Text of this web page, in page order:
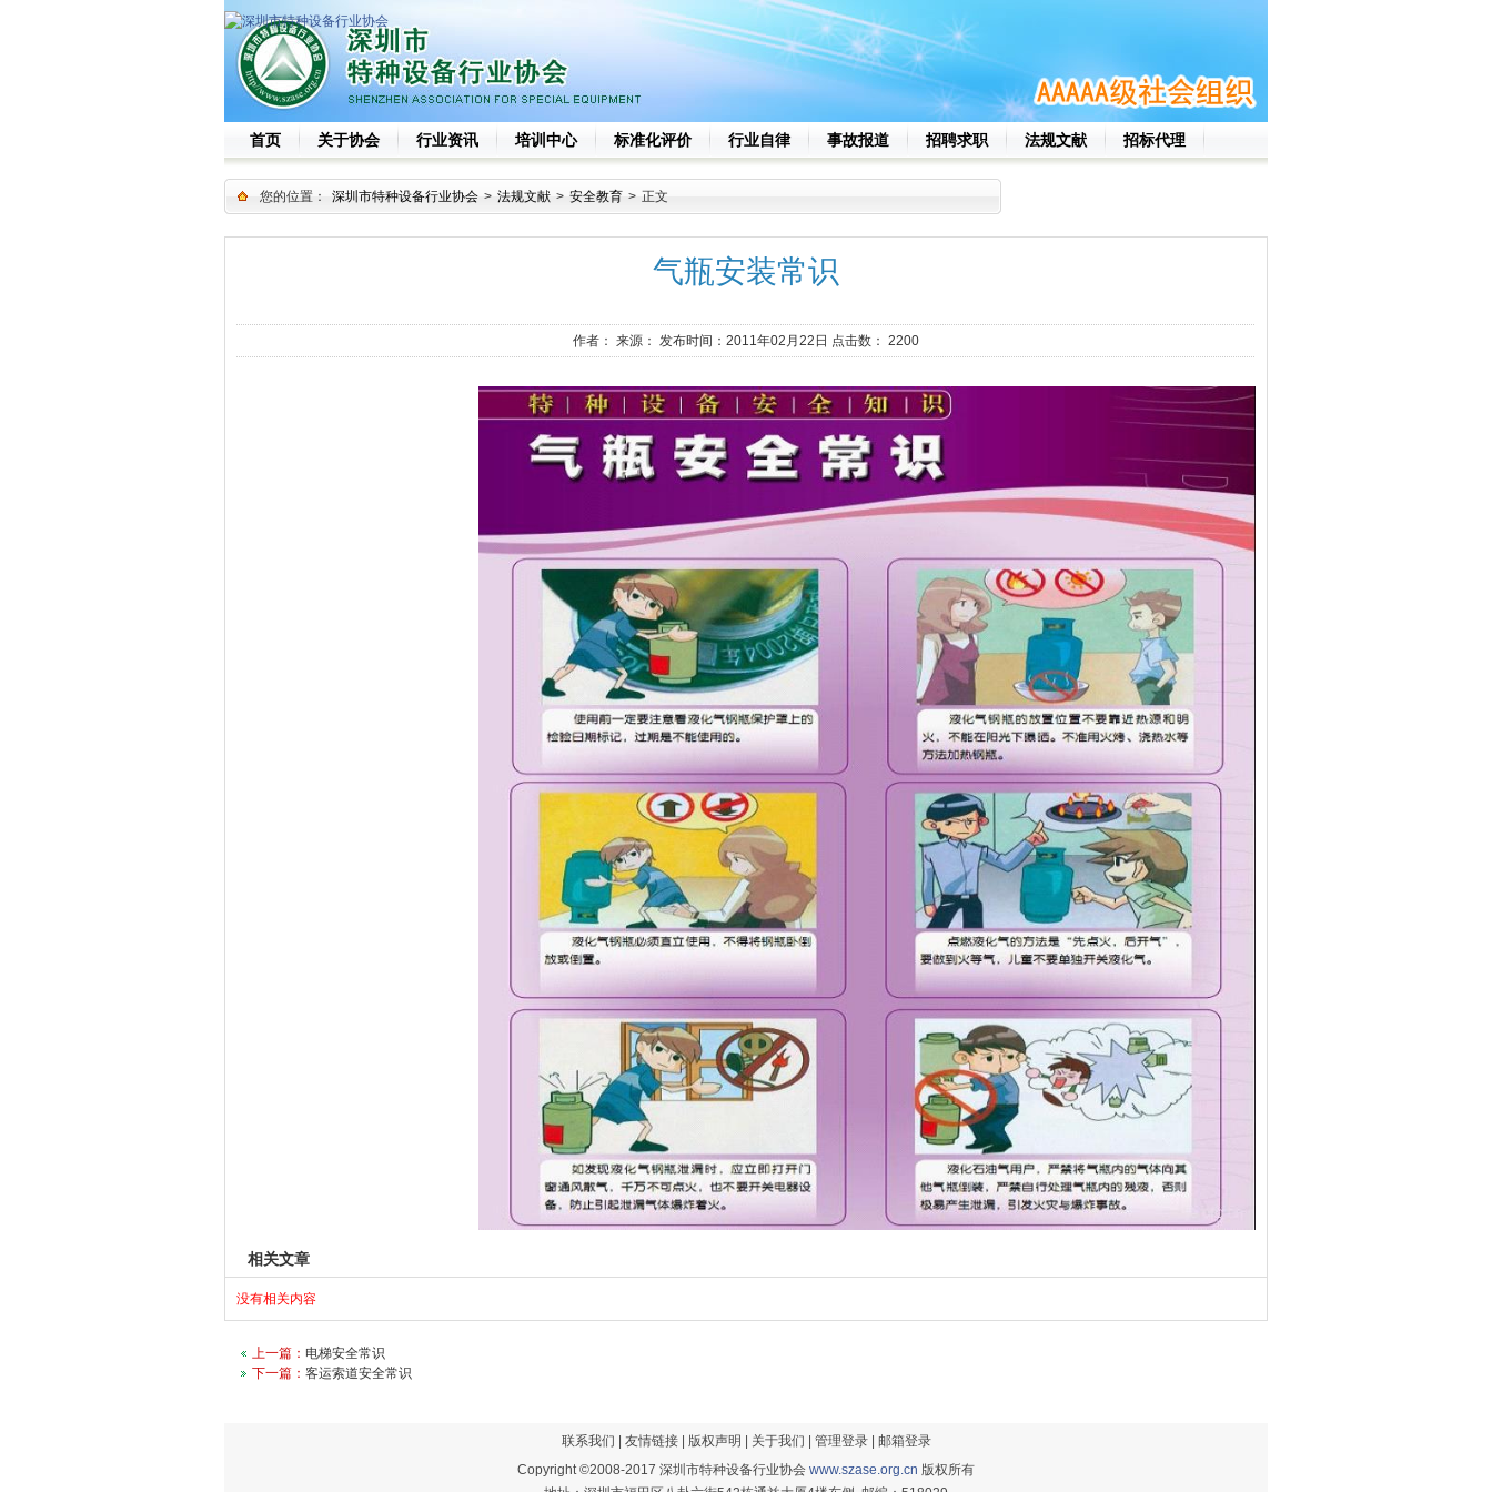
首页 关于协会 行业资讯 培训中心 标准化评价 行业自律 事故报道 招聘求职 法规文献 招标代理
您的位置： 深圳市特种设备行业协会 > 法规文献 > 安全教育 > 正文
气瓶安装常识
作者： 来源： 发布时间：2011年02月22日 点击数： 2200
相关文章
没有相关内容
上一篇： 电梯安全常识
下一篇： 客运索道安全常识
联系我们 友情链接| 版权声明 关于我们 管理登录| 邮箱登录
Copyright ©2008-2017 深圳市特种设备行业协会 www.szase.org.cn 版权所有